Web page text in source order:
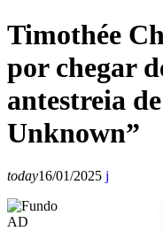
Timothée
por chegar
antestreia
Unknown”
today16/01/2025
AD